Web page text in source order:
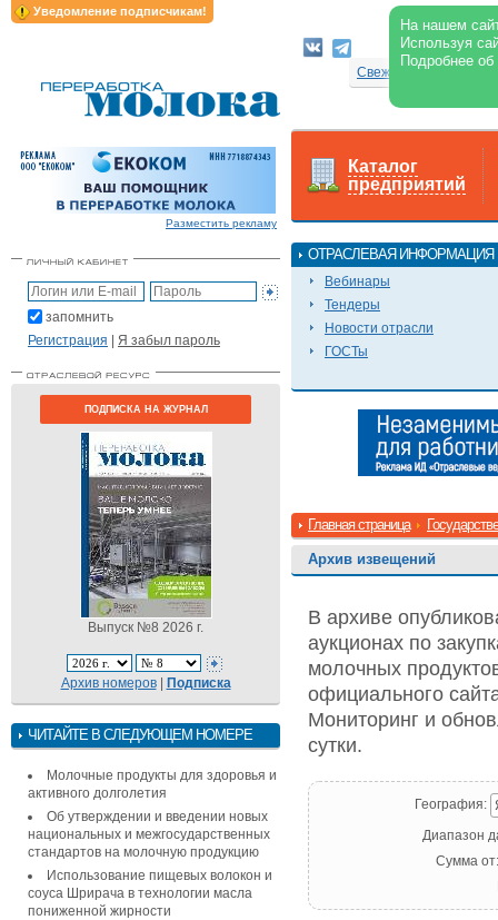
Уведомление подписчикам!
На нашем
Используя
Подробнее
Свежий номер
Разместить рекламу
запомнить
Регистрация | Я забыл пароль
ПОДПИСКА НА ЖУРНАЛ
Выпуск №8 2026 г.
Архив номеров| Подписка
ЧИТАЙТЕ В СЛЕДУЮЩЕМ НОМЕРЕ
Молочные продукты для здоровья и
активного долголетия
Об утверждении и введении новых
национальных и межгосударственных
стандартов на молочную продукцию
Использование пищевых волокон и
соуса Шрирача в технологии масла
пониженной жирности
Каталог
предприятий
ОТРАСЛЕВАЯ ИНФОРМАЦИЯ
Вебинары
Тендеры
Новости отрасли
ГОСТы
Главная страница
Архив извещений
В архиве
аукционах по
молочных
официального
Мониторинг и
сутки.
География:
Диапазон
Сумма